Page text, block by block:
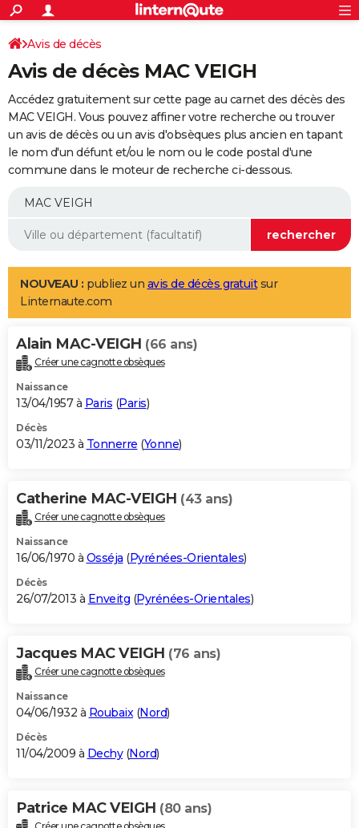
ACTUALITÉS
Politique
Société
Faits Divers
Education
Monde
Villes
+
SPORT
Coupe du monde 2026
Football
Tennis
Cyclisme
Rugby
Forum
Programme TV
TNT
Streaming
Cinéma
Sorties cinéma
Musique
+
FINANCE
Impôts
Immobilier
Risques naturels par ville
Banque
Assurance
Crédit
AUTO
Essais
Réserver un essai
Citadines
Berlines
SUV
Forum auto
+
Mobiles
Meilleur smartphone
Internet
Ordinateurs
Jeux vidéo
Guide high-tech
Aménagement intérieur
LIFESTYLE
Art de vivre
Bien-être
Loisirs
Mode
Modes de vie
Alimentation
Guide de la santé
Maladies
Médicaments
Sommeil
VOYAGE
Destinations
City break
Voyage nature
Voyage de noces
Forum
Climat
+PHOTO
GUIDES D'ACHAT
BONS PLANS
Carte de Noël
Carte Bonne année
Carte Saint-Valentin
Carte Pâques
Carte d'anniversaire
DICTIONNAIRE
Dictionnaire
Biographies
Citations
Expressions
Proverbes
PROGRAMME TV
S'inscrire
Se connecter
Lycées
Collèges
Primaires
Universités
Entreprises
Service militaire
Avis de recherche
AVIS DE DÉCÈS
Bricolage
Lifestyle
Culture
Sport
Auto
Television
Voyage
Cinema
Avis de décès
Avis de décès MAC VEIGH
Accédez gratuitement sur cette page au carnet des décès des
MAC VEIGH. Vous pouvez affiner votre recherche ou trouver
un avis de décès ou un avis d'obsèques plus ancien en tapant
le nom d'un défunt et/ou le nom ou le code postal d'une
commune dans le moteur de recherche ci-dessous.
NOUVEAU : publiez un avis de décès gratuitsur
Linternaute.com
Alain MAC-VEIGH (66 ans)
Créer une cagnotte obsèques
Naissance
13/04/1957 à Paris (Paris)
Décès
03/11/2023 à Tonnerre (Yonne)
Catherine MAC-VEIGH (43 ans)
Créer une cagnotte obsèques
Naissance
16/06/1970 à Osséja (Pyrénées-Orientales)
Décès
26/07/2013 à Enveitg (Pyrénées-Orientales)
Jacques MAC VEIGH (76 ans)
Créer une cagnotte obsèques
Naissance
04/06/1932 à Roubaix(Nord)
Décès
11/04/2009 à Dechy(Nord)
Patrice MAC VEIGH (80 ans)